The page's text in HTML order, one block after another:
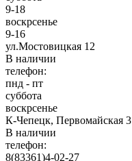
9-18
воскрсенье
9-16
ул.Мостовицкая 12
В наличии
телефон:
пнд - пт
суббота
воскрсенье
К-Чепецк, Первомайская 3
В наличии
телефон:
8(83361)4-02-27